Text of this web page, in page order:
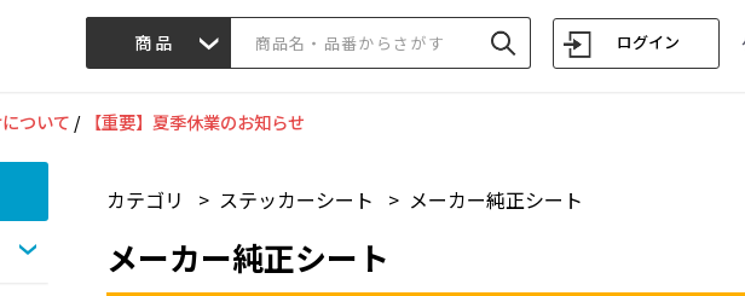
商品 ログイン
ついて / 【重要】夏季休業のお知らせ
カテゴリ > ステッカーシート > メーカー純正シート
メーカー純正シート